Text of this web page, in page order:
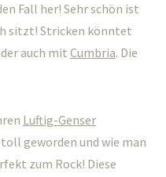
Fall her! Sehr schön ist
sitzt! Stricken könntet
auch mit Cumbria. Die
Luftig-Genser
geworden und wie man
zum Rock! Diese